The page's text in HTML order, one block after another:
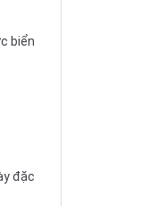
biển
đặc